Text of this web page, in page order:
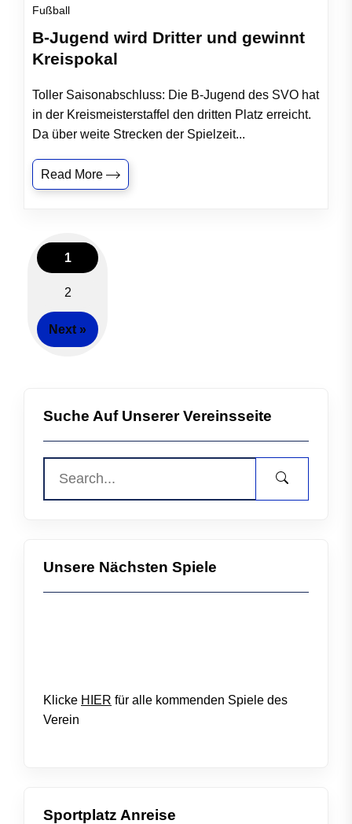
Fußball
B-Jugend wird Dritter und gewinnt
Kreispokal
Toller Saisonabschluss: Die B-Jugend des SVO hat
in der Kreismeisterstaffel den dritten Platz erreicht.
Da über weite Strecken der Spielzeit...
Read More
1
2
Next »
Suche Auf Unserer Vereinsseite
Unsere Nächsten Spiele
Klicke HIER für alle kommenden Spiele des
Verein
Sportplatz Anreise